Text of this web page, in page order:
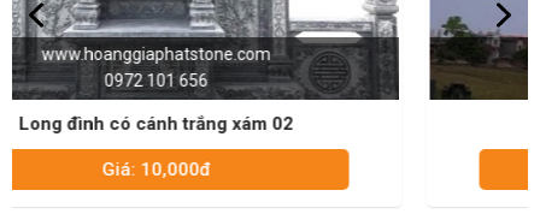
www.hoanggiaphatstone.com
0972 101 656
Long đình có cánh xanh rêu 04